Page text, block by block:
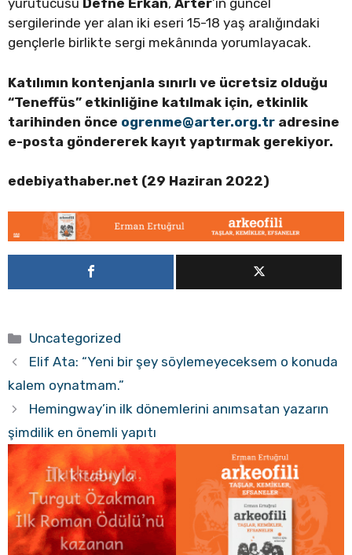
yürütücüsü Defne Erkan, Arter’in güncel
sergilerinde yer alan iki eseri 15-18 yaş aralığındaki
gençlerle birlikte sergi mekânında yorumlayacak.
Katılımın kontenjanla sınırlı ve ücretsiz olduğu
“Teneffüs” etkinliğine katılmak için, etkinlik
tarihinden önce ogrenme@arter.org.tr adresine
e-posta göndererek kayıt yaptırmak gerekiyor.
edebiyathaber.net (29 Haziran 2022)
Kategoriler
Uncategorized
Elif Ata: “Yeni bir şey söylemeyeceksem o konuda
kalem oynatmam.”
Hemingway’in ilk dönemlerini anımsatan yazarın
şimdilik en önemli yapıtı